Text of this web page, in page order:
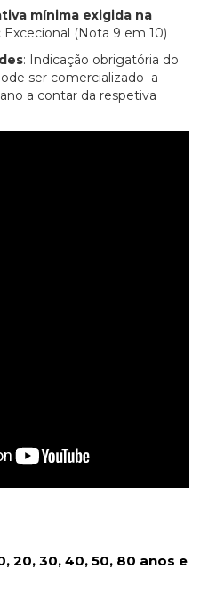
mínima exigida na
Excecional (Nota 9 em 10)
: Indicação obrigatória do
ser comercializado a
a contar da respetiva
20, 30, 40, 50, 80 anos e